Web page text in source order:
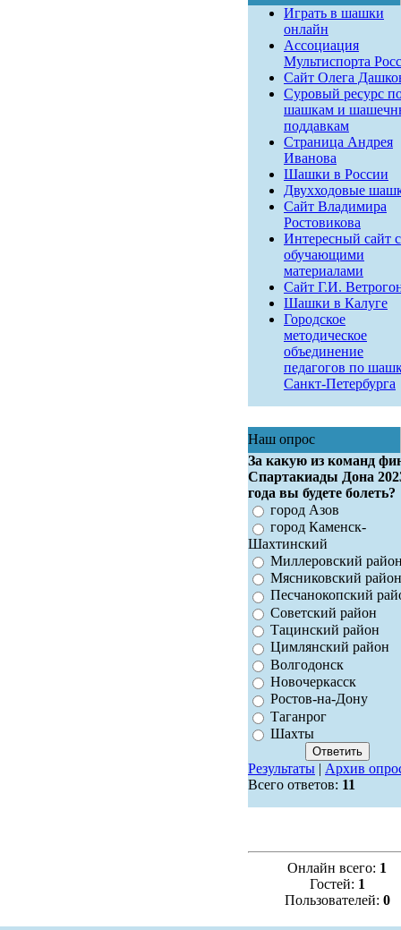
Играть в шашки
онлайн
Ассоциация
Мультиспорта
Сайт Олега
Суровый ресурс
шашкам и
поддавкам
Страница Андрея
Иванова
Шашки в России
Двухходовые
Сайт Владимира
Ростовикова
Интересный сайт с
обучающими
материалами
Сайт Г.И.
Шашки в Калуге
Городское
методическое
объединение
педагогов по
Санкт-Петербурга
Наш опрос
За какую из команд
Спартакиады Дона
года вы будете болеть?
город Азов
город Каменск-
Шахтинский
Миллеровский район
Мясниковский район
Песчанокопский
Советский район
Тацинский район
Цимлянский район
Волгодонск
Новочеркасск
Ростов-на-Дону
Таганрог
Шахты
Результаты| Архив
Всего ответов: 11
Онлайн всего: 1
Гостей: 1
Пользователей: 0